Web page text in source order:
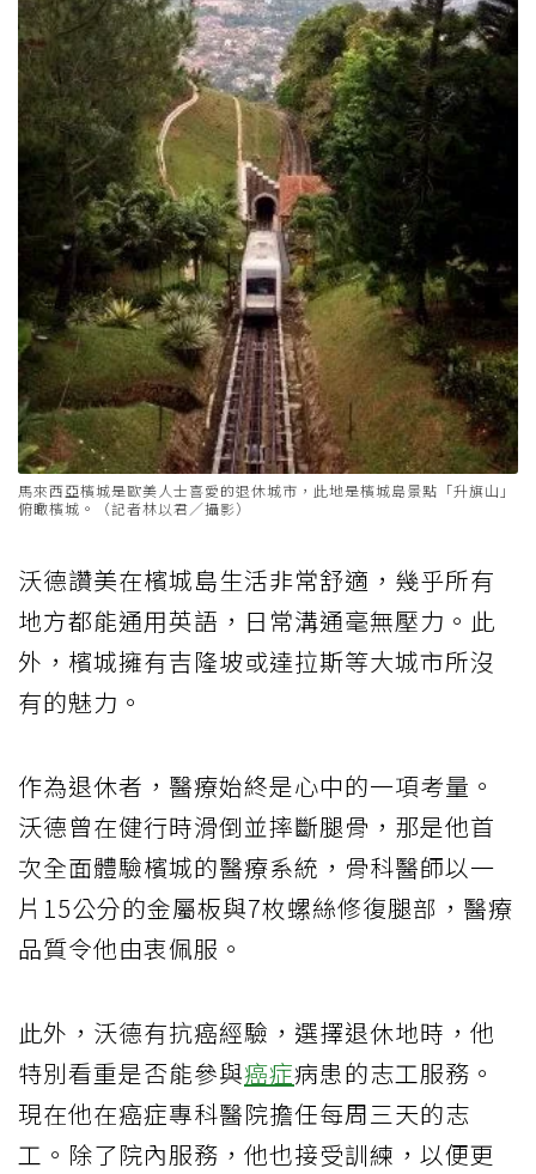
馬來西亞檳城是歐美人士喜愛的退休城市，此地是檳城島景點「升旗山」
俯瞰檳城。（記者林以君／攝影）
沃德讚美在檳城島生活非常舒適，幾乎所有
地方都能通用英語，日常溝通毫無壓力。此
外，檳城擁有吉隆坡或達拉斯等大城市所沒
有的魅力。
作為退休者，醫療始終是心中的一項考量。
沃德曾在健行時滑倒並摔斷腿骨，那是他首
次全面體驗檳城的醫療系統，骨科醫師以一
片15公分的金屬板與7枚螺絲修復腿部，醫療
品質令他由衷佩服。
此外，沃德有抗癌經驗，選擇退休地時，他
特別看重是否能參與癌症病患的志工服務。
現在他在癌症專科醫院擔任每周三天的志
工。除了院內服務，他也接受訓練，以便更